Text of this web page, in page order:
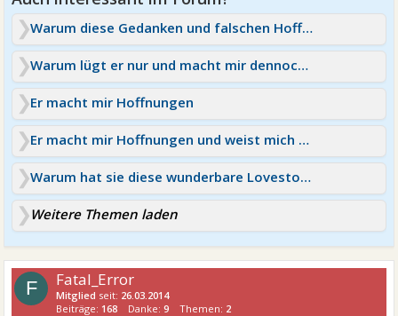
Warum diese Gedanken und falschen Hoffnungen?
Warum lügt er nur und macht mir dennoch Hoffnungen?
Er macht mir Hoffnungen
Er macht mir Hoffnungen und weist mich danach ab
Warum hat sie diese wunderbare Lovestory zerstört?
Weitere Themen laden
F Fatal_Error
Mitglied seit: 26.03.2014
Beiträge: 168 Danke:9 Themen: 2